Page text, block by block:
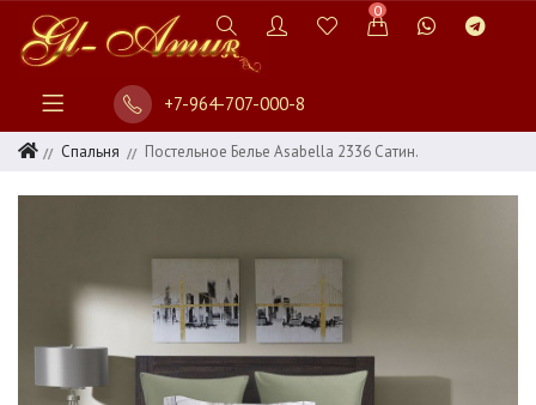
0
+7-964-707-000-8
Спальня Постельное Белье Asabella 2336 Сатин.